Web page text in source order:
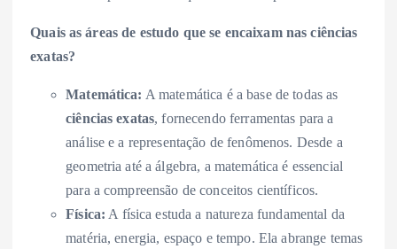
Quais as áreas de estudo que se encaixam nas ciências
exatas?
Matemática: A matemática é a base de todas as
ciências exatas, fornecendo ferramentas para a
análise e a representação de fenômenos. Desde a
geometria até a álgebra, a matemática é essencial
para a compreensão de conceitos científicos.
Física: A física estuda a natureza fundamental da
matéria, energia, espaço e tempo. Ela abrange temas